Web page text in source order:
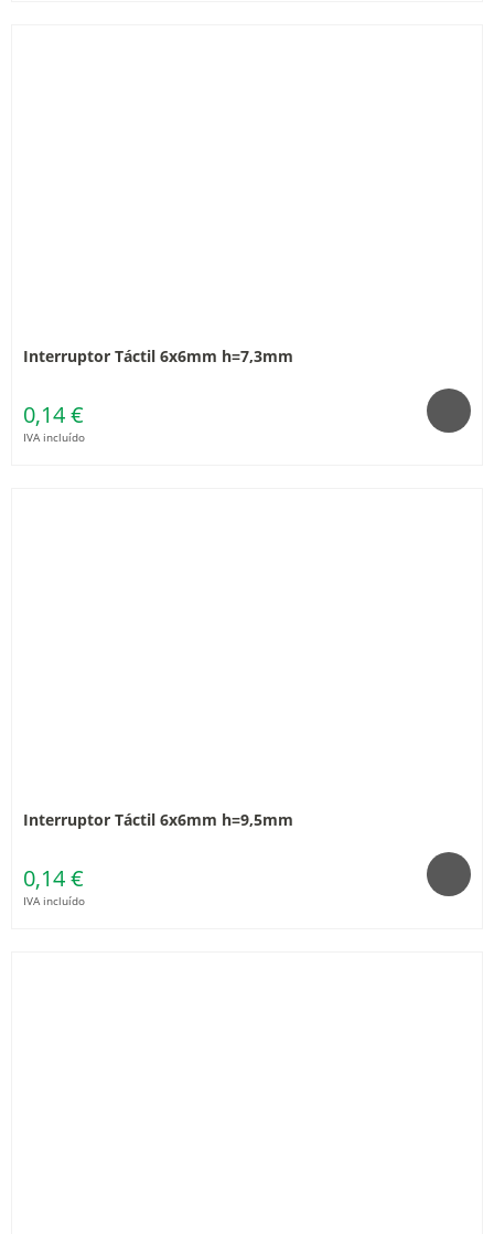
Interruptor Táctil 6x6mm h=7,3mm
0,14 €
IVA incluído
Interruptor Táctil 6x6mm h=9,5mm
0,14 €
IVA incluído